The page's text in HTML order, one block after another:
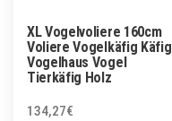
XL Vogelvoliere 160cm
Voliere Vogelkäfig Käfig
Vogelhaus Vogel
Tierkäfig Holz
134,27€